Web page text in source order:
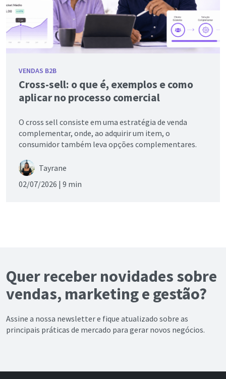
VENDAS B2B
Cross-sell: o que é, exemplos e como
aplicar no processo comercial
O cross sell consiste em uma estratégia de venda
complementar, onde, ao adquirir um item, o
consumidor também leva opções complementares.
Tayrane
02/07/2026 | 9 min
Quer receber novidades sobre
vendas, marketing e gestão?
Assine a nossa newsletter e fique atualizado sobre as
principais práticas de mercado para gerar novos negócios.